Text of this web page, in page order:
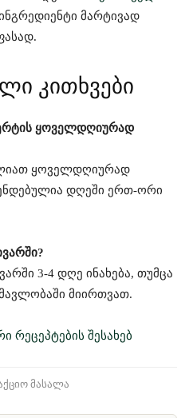
მარტივად
კითხვები
ყოველდღიურად
ყოველდღიურად
დღეში ერთ-ორი
3-4 დღე ინახება, თუმცა
მიირთვათ.
რეცეპტების შესახებ
მასალა